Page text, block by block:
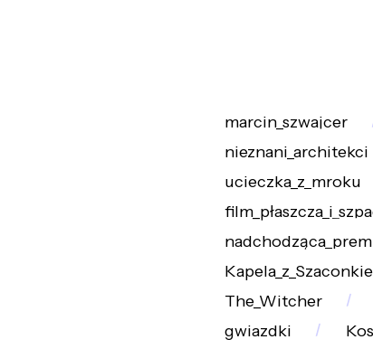
marcin_szwajcer
nieznani_architekci
ucieczka_z_mroku
The_Witcher
gwiazdki